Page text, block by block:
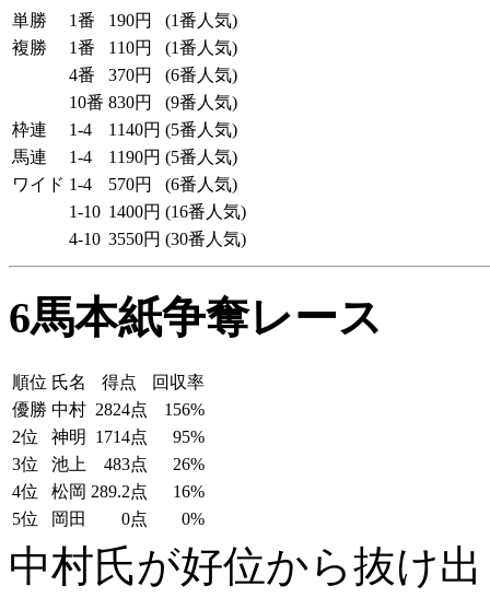
単勝
1番 190円
(1番人気)
複勝
1番 110円
(1番人気)
4番
370円
(6番人気)
10番 830円
(9番人気)
枠連
1-4 1140円 (5番人気)
馬連
1-4 1190円 (5番人気)
ワイド 1-4 570円
(6番人気)
1-10 1400円 (16番人気)
4-10 3550円 (30番人気)
6馬本紙争奪レース
順位 氏名 得点
回収率
優勝 中村 2824点
156%
2位
神明 1714点
95%
3位
池上 483点
26%
4位
松岡 289.2点
16%
5位
岡田 0点 0%
中村氏が好位から抜け